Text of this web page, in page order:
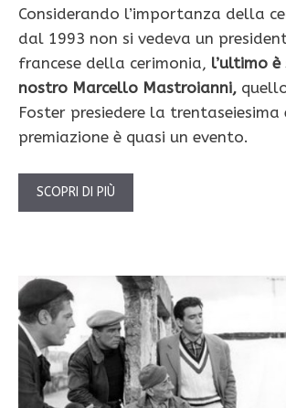
Considerando l’importanza della
dal 1993 non si vedeva un
francese della cerimonia, l’ultimo
nostro Marcello Mastroianni,
Foster presiedere la
premiazione è quasi un evento.
SCOPRI DI PIÙ